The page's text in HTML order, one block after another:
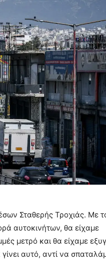
Σταθερής Τροχιάς. Με
αυτοκινήτων, θα είχαμε
μετρό και θα είχαμε
αυτό, αντί να